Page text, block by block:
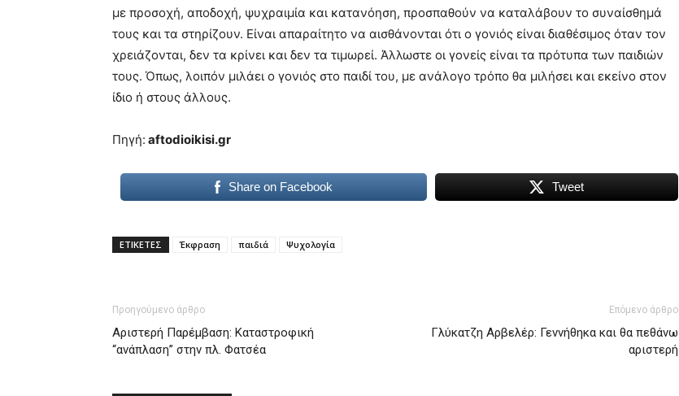
με προσοχή, αποδοχή, ψυχραιμία και κατανόηση, προσπαθούν να καταλάβουν το συναίσθημά
τους και τα στηρίζουν. Είναι απαραίτητο να αισθάνονται ότι ο γονιός είναι διαθέσιμος όταν τον
χρειάζονται, δεν τα κρίνει και δεν τα τιμωρεί. Άλλωστε οι γονείς είναι τα πρότυπα των παιδιών
τους. Όπως, λοιπόν μιλάει ο γονιός στο παιδί του, με ανάλογο τρόπο θα μιλήσει και εκείνο στον
ίδιο ή στους άλλους.
Πηγή: aftodioikisi.gr
Share on Facebook Tweet
ΕΤΙΚΕΤΕΣ Έκφραση παιδιά Ψυχολογία
Προηγούμενο άρθρο
Αριστερή Παρέμβαση: Καταστροφική
“ανάπλαση” στην πλ. Φατσέα
Επόμενο άρθρο
Γλύκατζη Αρβελέρ: Γεννήθηκα και θα πεθάνω
αριστερή